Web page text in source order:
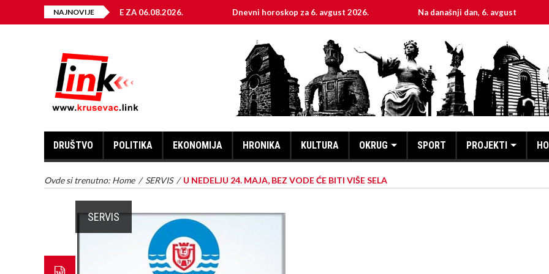
NAJNOVIJE
ENERGIJE ZA 06.08.2026. Dnevni horoskop za 6. avgust 2026. Na današnji dan, 6. avgust
DRUŠTVO POLITIKA EKONOMIJA HRONIKA KULTURA OKRUG SPORT PROJEKTI
Ovde si trenutno: Home / SERVIS / U NEDELJU 24. MAJA, BEZ VODE ĆE BITI VIŠE SELA
SERVIS